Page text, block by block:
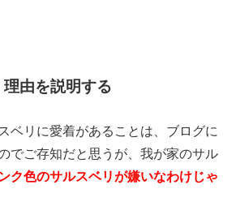
由を説明する
ベリに愛着があることは、ブログに
でご存知だと思うが、我が家のサル
ク色のサルスベリが嫌いなわけじゃ